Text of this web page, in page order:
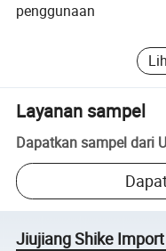
penggunaan
Layanan sampel
Dapatkan sampel dari
Jiujiang Shike